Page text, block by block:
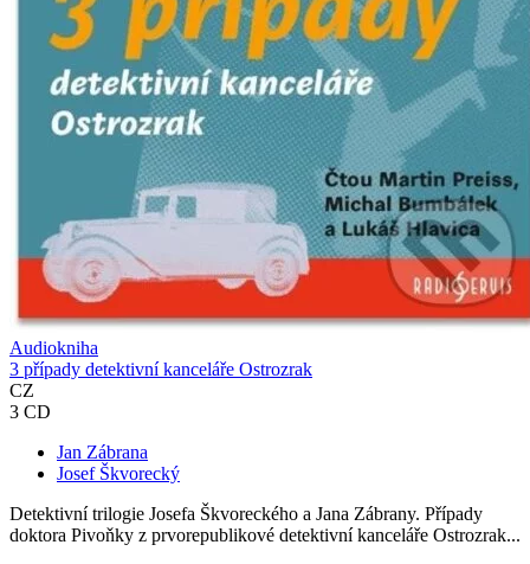
Audiokniha
3 případy detektivní kanceláře Ostrozrak
CZ
3 CD
Jan Zábrana
Josef Škvorecký
Detektivní trilogie Josefa Škvoreckého a Jana Zábrany. Případy
doktora Pivoňky z prvorepublikové detektivní kanceláře Ostrozrak...